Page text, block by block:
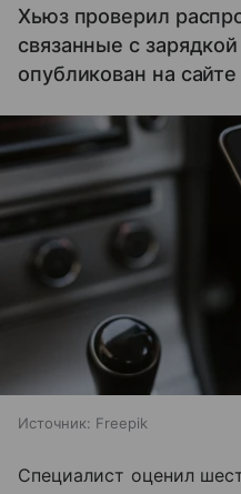
Хьюз проверил
связанные с
опубликован на
Источник: Freepik
Специалист оценил